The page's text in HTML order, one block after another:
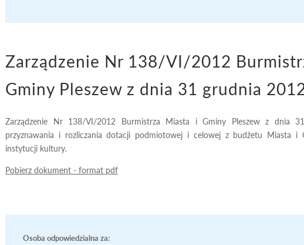
Zarządzenie Nr 138/VI/2012
Gminy Pleszew z dnia 31 grudnia
Zarządzenie Nr 138/VI/2012 Burmistrza Miasta i Gminy Pleszew z dnia
przyznawania i rozliczania dotacji podmiotowej i celowej z budżetu Miasta i
instytucji kultury.
Pobierz dokument - format pdf
Osoba odpowiedzialna za: